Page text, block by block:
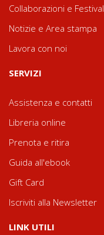
Collaborazioni e Festival
Notizie e Area stampa
Lavora con noi
SERVIZI
Assistenza e contatti
Libreria online
Prenota e ritira
Guida all'ebook
Gift Card
Iscriviti alla Newsletter
LINK UTILI